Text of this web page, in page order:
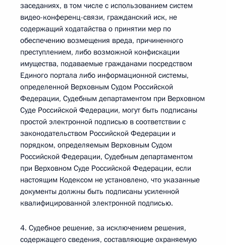
заседаниях, в том числе с использованием систем
видео-конференц-связи, гражданский иск, не
содержащий ходатайства о принятии мер по
обеспечению возмещения вреда, причиненного
преступлением, либо возможной конфискации
имущества, подаваемые гражданами посредством
Единого портала либо информационной системы,
определенной Верховным Судом Российской
Федерации, Судебным департаментом при Верховном
Суде Российской Федерации, могут быть подписаны
простой электронной подписью в соответствии с
законодательством Российской Федерации и
порядком, определяемым Верховным Судом
Российской Федерации, Судебным департаментом
при Верховном Суде Российской Федерации, если
настоящим Кодексом не установлено, что указанные
документы должны быть подписаны усиленной
квалифицированной электронной подписью.
4. Судебное решение, за исключением решения,
содержащего сведения, составляющие охраняемую